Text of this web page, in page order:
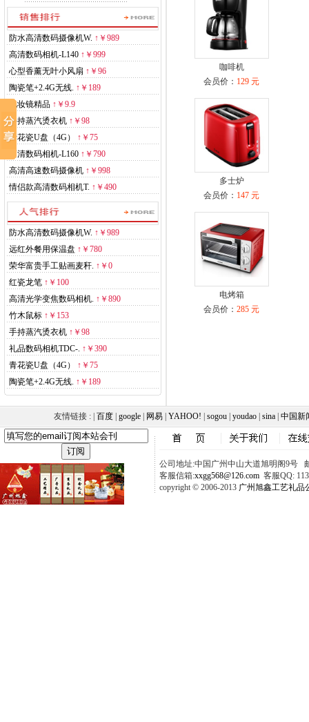
防水高清数码摄像机W. ↑ ￥989
高清数码相机-L140 ↑ ￥999
心型香薰无叶小风扇 ↑ ￥96
陶瓷笔+2.4G无线. ↑ ￥189
化妆镜精品 ↑ ￥9.9
手持蒸汽烫衣机 ↑ ￥98
青花瓷U盘（4G）
↑ ￥75
高清数码相机-L160 ↑ ￥790
高清高速数码摄像机 ↑ ￥998
情侣款高清数码相机T. ↑ ￥490
防水高清数码摄像机W. ↑ ￥989
远红外餐用保温盘 ↑ ￥780
荣华富贵手工贴画麦秆. ↑ ￥0
红瓷龙笔 ↑ ￥100
高清光学变焦数码相机. ↑ ￥890
竹木鼠标 ↑ ￥153
手持蒸汽烫衣机 ↑ ￥98
礼品数码相机TDC-. ↑ ￥390
青花瓷U盘（4G）
↑ ￥75
陶瓷笔+2.4G无线. ↑ ￥189
咖啡机
会员价： 129 元
多士炉
会员价： 147 元
电烤箱
会员价：285 元
友情链接 : |百度 |google 网易 |YAHOO! |sogou |youdao |sina |中国新
公司地址:中国广州中山大道旭明阁9号
客服信箱:xxgg568@126.com 客服QQ:
copyright © 2006-2013 广州旭鑫工艺礼品